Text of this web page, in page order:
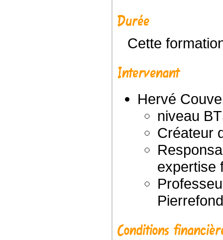
Durée
Cette
Intervenant
Hervé
niveau
Créateur
expertise
Conditions